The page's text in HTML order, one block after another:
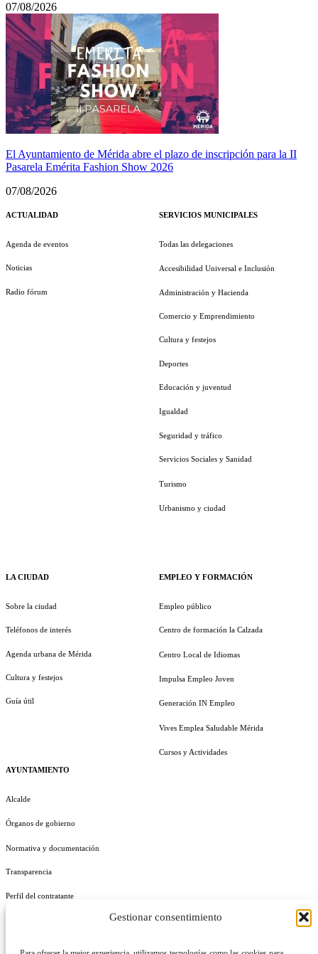
Gestionar consentimiento
07/08/2026
El Ayuntamiento de Mérida abre el plazo de inscripción para la II
Pasarela Emérita Fashion Show 2026
07/08/2026
ACTUALIDAD
Agenda de eventos
Noticias
Radio fórum
LA CIUDAD
Sobre la ciudad
Teléfonos de interés
Agenda urbana de Mérida
Cultura y festejos
Guía útil
AYUNTAMIENTO
Alcalde
Órganos de gobierno
Normativa y documentación
Transparencia
Perfil del contratante
SERVICIOS MUNICIPALES
Todas las delegaciones
Accesibilidad Universal e Inclusión
Administración y Hacienda
Comercio y Emprendimiento
Cultura y festejos
Deportes
Educación y juventud
Igualdad
Seguridad y tráfico
Servicios Sociales y Sanidad
Turismo
Urbanismo y ciudad
EMPLEO Y FORMACIÓN
Empleo público
Centro de formación la Calzada
Centro Local de Idiomas
Impulsa Empleo Joven
Generación IN Empleo
Vives Emplea Saludable Mérida
Cursos y Actividades